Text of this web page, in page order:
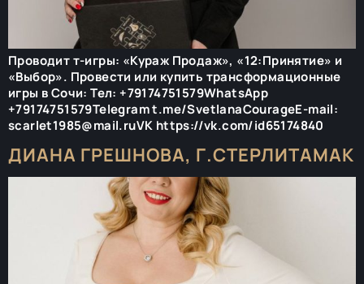
Проводит т-игры: «Кураж Продаж», «12:Принятие» и
«Выбор». Провести или купить трансформационные
игры в Сочи: Тел: +79174751579WhatsApp
+79174751579Telegram t.me/SvetlanaCourageE-mail:
scarlet1985@mail.ruVK https://vk.com/id65174840
ДИАНА ГРЕШНОВА, Г.СТЕРЛИТАМАК